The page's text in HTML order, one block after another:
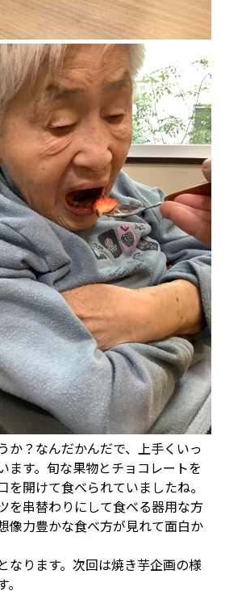
か？なんだかんだで、上手くいっ
ます。旬な果物とチョコレートを
を開けて食べられていましたね。
を串替わりにして食べる器用な方
像力豊かな食べ方が見れて面白か
なります。次回は焼き芋企画の様